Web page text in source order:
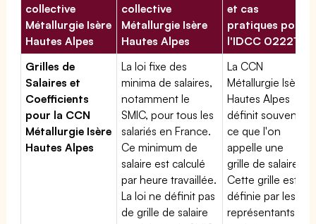
collective
Métallurgie Isère
Hautes Alpes
collective
Métallurgie Isère
Hautes Alpes
et cas
pratiques pour
l'IDCC 02221
Grilles de
Salaires et
Coefficients
pour la CCN
Métallurgie Isère
Hautes Alpes
La loi fixe des
minima de salaires,
notamment le
SMIC, pour tous les
salariés en France.
Ce minimum de
salaire est calculé
par heure travaillée.
La loi ne définit pas
de grille de salaire
La CCN
Métallurgie Isère
Hautes Alpes
définit souvent
ce que l'on
appelle une
grille de salaires.
Cette grille est
définie par les
représentants